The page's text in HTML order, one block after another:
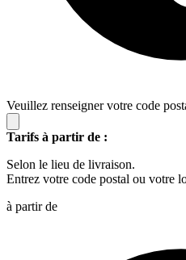
Veuillez renseigner votre code
Tarifs à partir de :
Selon le lieu de livraison.
Entrez votre code postal ou votre
à partir de